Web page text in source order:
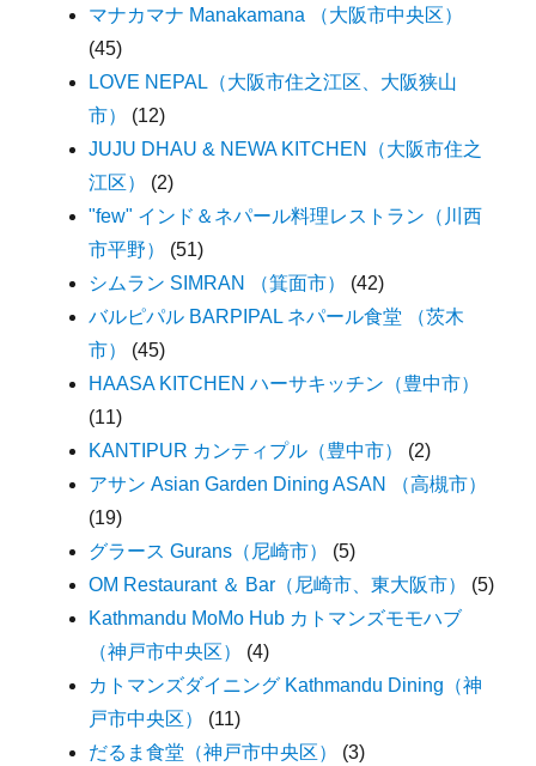
マナカマナ Manakamana （大阪市中央区）
(45)
LOVE NEPAL（大阪市住之江区、大阪狭山
市）
(12)
JUJU DHAU & NEWA KITCHEN（大阪市住之
江区）
(2)
"few" インド＆ネパール料理レストラン（川西
市平野）
(51)
シムラン SIMRAN （箕面市）
(42)
バルピパル BARPIPAL ネパール食堂 （茨木
市）
(45)
HAASA KITCHEN ハーサキッチン（豊中市）
(11)
KANTIPUR カンティプル（豊中市）
(2)
アサン Asian Garden Dining ASAN （高槻市）
(19)
グラース Gurans（尼崎市）
(5)
OM Restaurant ＆ Bar（尼崎市、東大阪市）
(5)
Kathmandu MoMo Hub カトマンズモモハブ
（神戸市中央区）
(4)
カトマンズダイニング Kathmandu Dining（神
戸市中央区）
(11)
だるま食堂（神戸市中央区）
(3)